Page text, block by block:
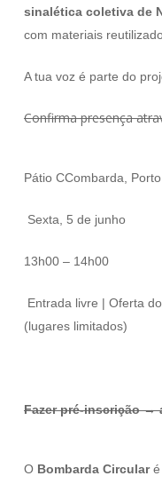
sinalética coletiva de
com materiais
A tua voz é parte do
Confirma presença
Pátio CCombarda, Porto
️ Sexta, 5 de junho
13h00 – 14h00
Entrada livre | Oferta
(lugares limitados)
Fazer pré-inscrição
O Bombarda Circularé